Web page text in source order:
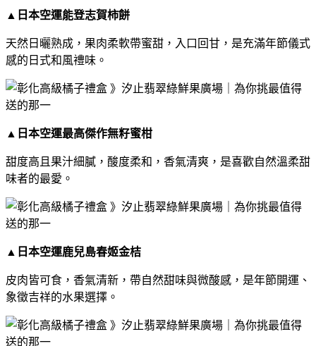
▲ 日本空運能登志賀柿餅
天然日曬熟成，果肉柔軟帶蜜甜，入口回甘，是充滿年節儀式
感的日式和風禮味。
▲ 日本空運最高傑作無籽蜜柑
甜度高且果汁細膩，酸度柔和，香氣清爽，是喜歡自然溫柔甜
味者的最愛。
▲ 日本空運鹿兒島春姬金桔
皮肉皆可食，香氣清新，帶自然甜味與微酸感，是年節開運、
象徵吉祥的水果選擇。